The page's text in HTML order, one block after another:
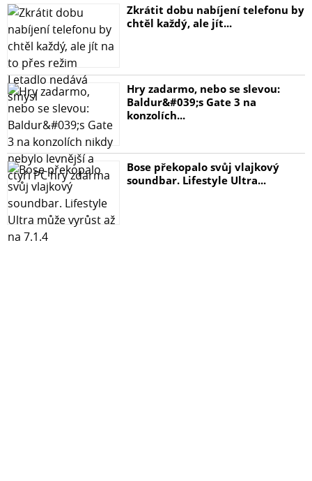
Zkrátit dobu nabíjení telefonu by
chtěl každý, ale jít...
Hry zadarmo, nebo se slevou:
Baldur&#039;s Gate 3 na
konzolích...
Bose překopalo svůj vlajkový
soundbar. Lifestyle Ultra...